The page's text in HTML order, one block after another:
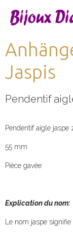
Jaspis
Pendentif
Pendentif aigle jaspe
55 mm
Pièce gavée
Explication du nom:
Le nom jaspe